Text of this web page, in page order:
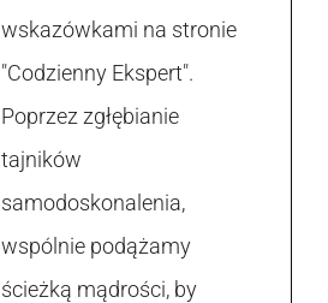
wskazówkami na stronie
"Codzienny Ekspert".
Poprzez zgłębianie
tajników
samodoskonalenia,
wspólnie podążamy
ścieżką mądrości, by